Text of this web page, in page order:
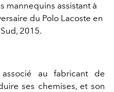
mannequins assistant à
du Polo Lacoste en
2015.
au fabricant de
ses chemises, et son